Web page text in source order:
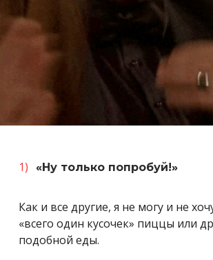
«Ну только попробуй!»
Как и все другие, я не могу и не
«всего один кусочек» пиццы или
подобной еды.